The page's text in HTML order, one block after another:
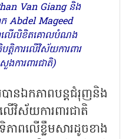
Van Giang និង
Abdel Mageed
ាលើលិខិតគោលបំណង
តិការលើវិស័យការពារ
ងការពារជាតិ)
នឯកភាពបន្តជំរុញនិង
ើវិស័យការពារជាតិ
ពលើខ្លឹមសារដូចខាង